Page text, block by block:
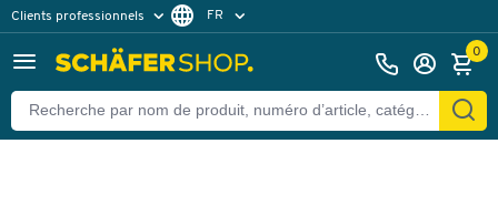
Clients professionnels
Clients particuliers
FR
0
Retour